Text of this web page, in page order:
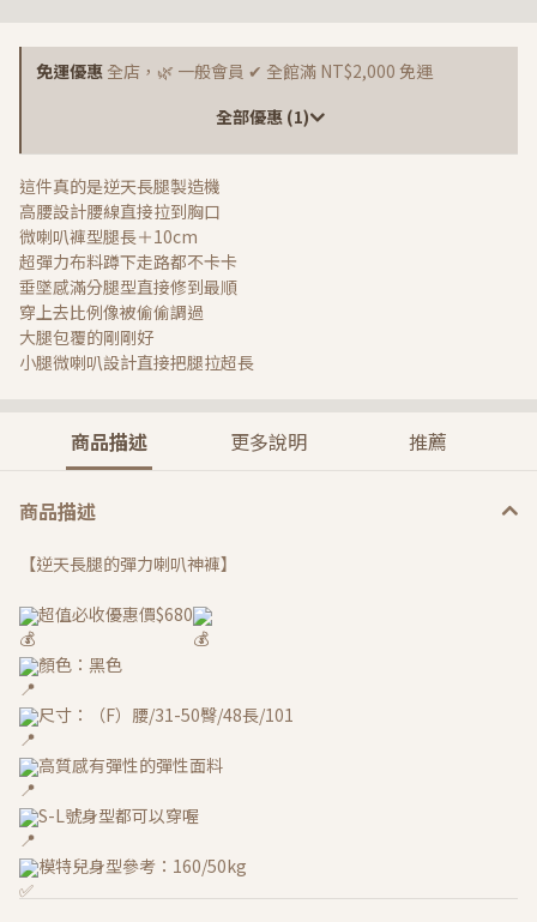
免運優惠 全店，🌿 一般會員 ✔ 全館滿 NT$2,000 免運
全部優惠 (1)
這件真的是逆天長腿製造機
高腰設計腰線直接拉到胸口
微喇叭褲型腿長＋10cm
超彈力布料蹲下走路都不卡卡
垂墜感滿分腿型直接修到最順
穿上去比例像被偷偷調過
大腿包覆的剛剛好
小腿微喇叭設計直接把腿拉超長
商品描述 更多說明 推薦
商品描述
【逆天長腿的彈力喇叭神褲】
超值必收優惠價$680
顏色：黑色
尺寸：（F）腰/31-50臀/48長/101
高質感有彈性的彈性面料
S-L號身型都可以穿喔
模特兒身型參考：160/50kg